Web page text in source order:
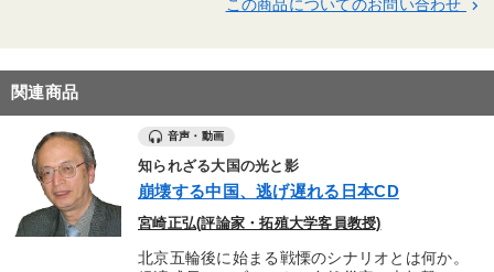
この商品についてのお問い合わせ keyboard_arrow_right
関連商品
音声・動画
知られざる大国の光と影
崩壊する中国、逃げ遅れる日本CD
宮崎正弘(評論家・拓殖大学客員教授)
北京五輪後に始まる戦慄のシナリオとは何か。